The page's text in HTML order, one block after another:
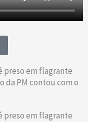
preso em flagrante
da PM contou com o
preso em flagrante